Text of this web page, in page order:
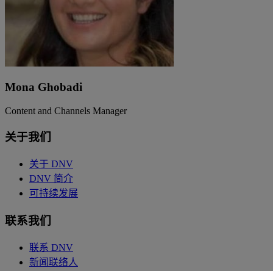
Mona Ghobadi
Content and Channels Manager
关于我们
关于 DNV
DNV 简介
可持续发展
联系我们
联系 DNV
新闻联络人